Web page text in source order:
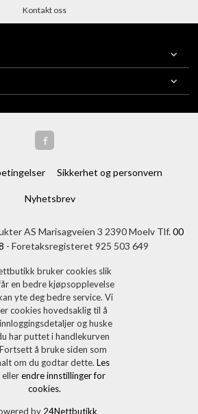
Kontakt oss
Sikkerhet og personvern
Nyhetsbrev
AS Marisagveien 3 2390 Moelv Tlf.00
- Foretaksregisteret 925 503 649
bruker cookies slik
en bedre kjøpsopplevelse
yte deg bedre service. Vi
cookies hovedsaklig til å
og huske
har puttet i handlekurven
å bruke siden som
om du godtar dette. Les
ellerendre innstillinger for
cookies.
by 24Nettbutikk